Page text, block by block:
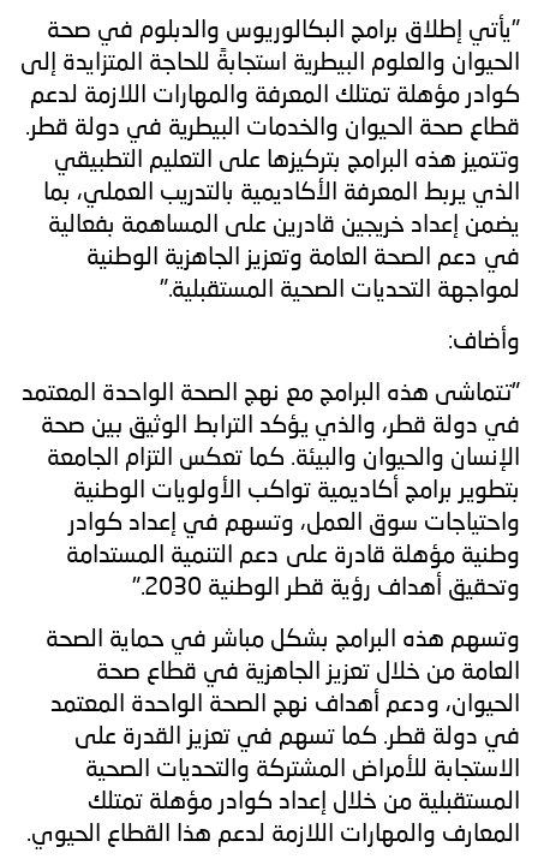
"يأتي إطلاق برامج البكالوريوس والدبلوم في صحة
الحيوان والعلوم البيطرية استجابةً للحاجة المتزايدة إلى
كوادر مؤهلة تمتلك المعرفة والمهارات اللازمة لدعم
قطاع صحة الحيوان والخدمات البيطرية في دولة قطر.
وتتميز هذه البرامج بتركيزها على التعليم التطبيقي
الذي يربط المعرفة الأكاديمية بالتدريب العملي، بما
يضمن إعداد خريجين قادرين على المساهمة بفعالية
في دعم الصحة العامة وتعزيز الجاهزية الوطنية
لمواجهة التحديات الصحية المستقبلية."
وأضاف:
"تتماشى هذه البرامج مع نهج الصحة الواحدة المعتمد
في دولة قطر، والذي يؤكد الترابط الوثيق بين صحة
الإنسان والحيوان والبيئة. كما تعكس التزام الجامعة
بتطوير برامج أكاديمية تواكب الأولويات الوطنية
واحتياجات سوق العمل، وتسهم في إعداد كوادر
وطنية مؤهلة قادرة على دعم التنمية المستدامة
وتحقيق أهداف رؤية قطر الوطنية 2030."
وتسهم هذه البرامج بشكل مباشر في حماية الصحة
العامة من خلال تعزيز الجاهزية في قطاع صحة
الحيوان، ودعم أهداف نهج الصحة الواحدة المعتمد
في دولة قطر. كما تسهم في تعزيز القدرة على
الاستجابة للأمراض المشتركة والتحديات الصحية
المستقبلية من خلال إعداد كوادر مؤهلة تمتلك
المعارف والمهارات اللازمة لدعم هذا القطاع الحيوي.